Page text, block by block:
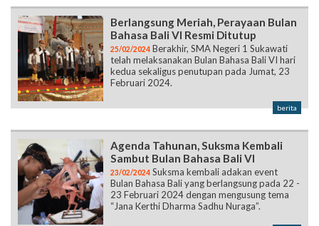
Berlangsung Meriah, Perayaan Bulan
Bahasa Bali VI Resmi Ditutup
25/02/2024 Berakhir, SMA Negeri 1 Sukawati
telah melaksanakan Bulan Bahasa Bali VI hari
kedua sekaligus penutupan pada Jumat, 23
Februari 2024.
berita
Agenda Tahunan, Suksma Kembali
Sambut Bulan Bahasa Bali VI
23/02/2024 Suksma kembali adakan event
Bulan Bahasa Bali yang berlangsung pada 22 -
23 Februari 2024 dengan mengusung tema
“Jana Kerthi Dharma Sadhu Nuraga”.